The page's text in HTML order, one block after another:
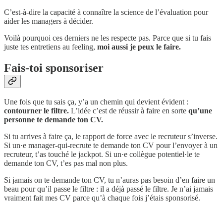
C’est-à-dire la capacité à connaître la science de l’évaluation pour
aider les managers à décider.
Voilà pourquoi ces derniers ne les respecte pas. Parce que si tu fais
juste tes entretiens au feeling, moi aussi je peux le faire.
Fais-toi sponsoriser
Une fois que tu sais ça, y’a un chemin qui devient évident :
contourner le filtre. L’idée c’est de réussir à faire en sorte qu’une
personne te demande ton CV.
Si tu arrives à faire ça, le rapport de force avec le recruteur s’inverse.
Si un·e manager-qui-recrute te demande ton CV pour l’envoyer à un
recruteur, t’as touché le jackpot. Si un·e collègue potentiel·le te
demande ton CV, t’es pas mal non plus.
Si jamais on te demande ton CV, tu n’auras pas besoin d’en faire un
beau pour qu’il passe le filtre : il a déjà passé le filtre. Je n’ai jamais
vraiment fait mes CV parce qu’à chaque fois j’étais sponsorisé.